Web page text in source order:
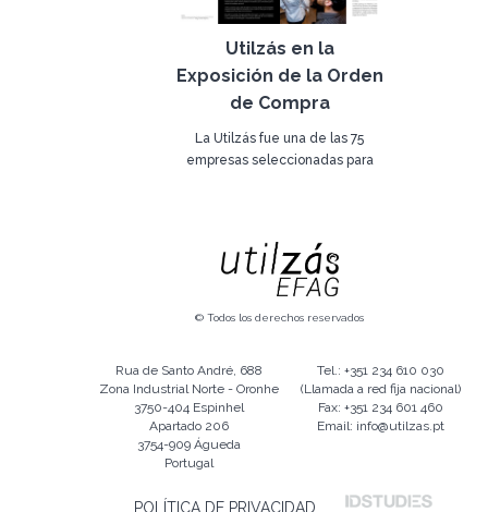
La Utilzás aprovecha esta
más el esfuerzo de todo un
equipo que tiene un objetivo
común:
LA SATISFACCIÓN DEL CLIENTE!
Utilzás en la
Exposición de la Orden
de Compra
La Utilzás fue una de las 75
empresas seleccionadas para
diseño y a la industria española
en la economía actual, siendo
que la Utilzás va a presentar dos
nuevas líneas de accesorios de
contemporáneos.
© Todos los derechos reservados
Rua de Santo André, 688
Zona Industrial Norte - Oronhe
3750-404 Espinhel
Apartado 206
3754-909 Águeda
Portugal
Tel.: +351 234 610 030
(Llamada a red fija nacional)
Fax: +351 234 601 460
Email: info@utilzas.pt
POLÍTICA DE PRIVACIDAD